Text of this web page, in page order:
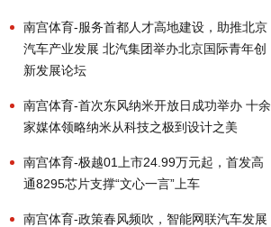
南宫体育-服务首都人才高地建设，助推北京
汽车产业发展 北汽集团举办北京国际青年创
新发展论坛
南宫体育-首次东风纳米开放日成功举办 十余
家媒体领略纳米从科技之极到设计之美
南宫体育-极越01上市24.99万元起，首发高
通8295芯片支撑“文心一言”上车
南宫体育-政策春风频吹，智能网联汽车发展